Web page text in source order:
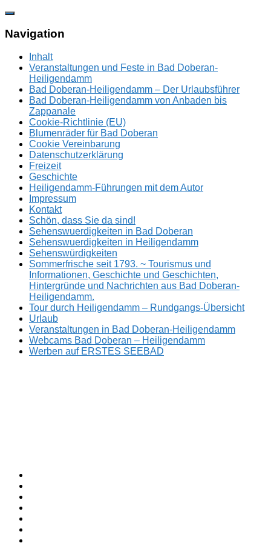
Zum
springen
Navigation
Inhalt
Veranstaltungen und Feste in Bad Doberan-
Heiligendamm
Bad Doberan-Heiligendamm – Der Urlaubsführer
Bad Doberan-Heiligendamm von Anbaden bis
Zappanale
Cookie-Richtlinie (EU)
Blumenräder für Bad Doberan
Cookie Vereinbarung
Datenschutzerklärung
Freizeit
Geschichte
Heiligendamm-Führungen mit dem Autor
Impressum
Kontakt
Schön, dass Sie da sind!
Sehenswuerdigkeiten in Bad Doberan
Sehenswuerdigkeiten in Heiligendamm
Sehenswürdigkeiten
Sommerfrische seit 1793. ~ Tourismus und
Informationen, Geschichte und Geschichten,
Hintergründe und Nachrichten aus Bad Doberan-
Heiligendamm.
Tour durch Heiligendamm – Rundgangs-Übersicht
Urlaub
Veranstaltungen in Bad Doberan-Heiligendamm
Webcams Bad Doberan – Heiligendamm
Werben auf ERSTES SEEBAD
ERSTES
SEEBAD
Sommerfrische
seit
1793.